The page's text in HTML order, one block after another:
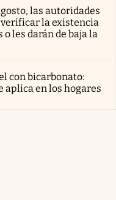
las autoridades
la existencia
les darán de baja la
con bicarbonato:
aplica en los hogares